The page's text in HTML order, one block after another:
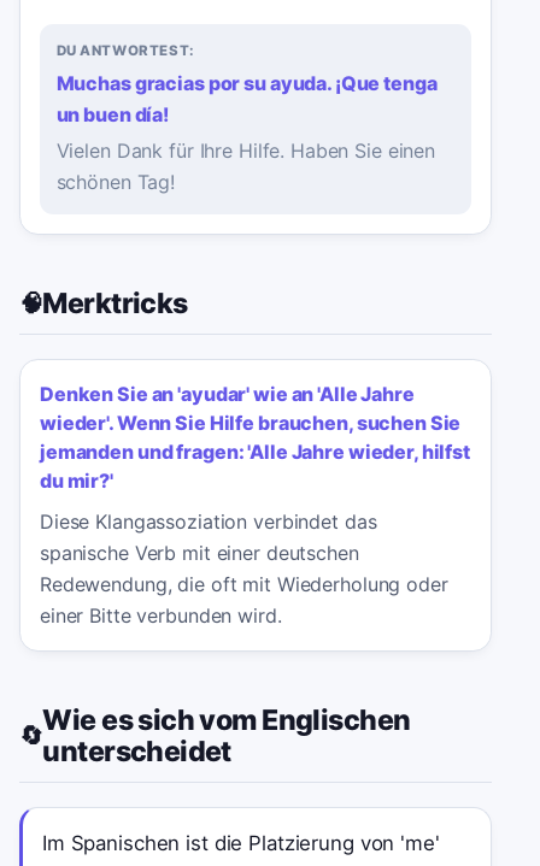
DU ANTWORTEST:
Muchas gracias por su ayuda. ¡Que tenga
un buen día!
Vielen Dank für Ihre Hilfe. Haben Sie einen
schönen Tag!
🧠Merktricks
Denken Sie an 'ayudar' wie an 'Alle Jahre
wieder'. Wenn Sie Hilfe brauchen, suchen Sie
jemanden und fragen: 'Alle Jahre wieder, hilfst
du mir?'
Diese Klangassoziation verbindet das
spanische Verb mit einer deutschen
Redewendung, die oft mit Wiederholung oder
einer Bitte verbunden wird.
🔄Wie es sich vom Englischen
unterscheidet
Im Spanischen ist die Platzierung von 'me'